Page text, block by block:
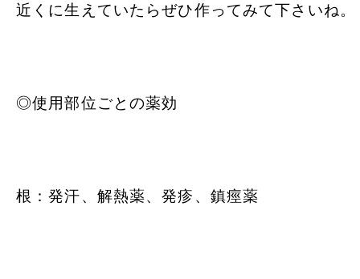
近くに生えていたらぜひ作ってみて下さいね。
◎使用部位ごとの薬効
根：発汗、解熱薬、発疹、鎮痙薬